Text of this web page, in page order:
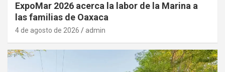
ExpoMar 2026 acerca la labor de la Marina a
las familias de Oaxaca
4 de agosto de 2026 admin